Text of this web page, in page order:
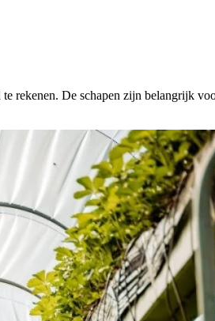
rekenen. De schapen zijn belangrijk